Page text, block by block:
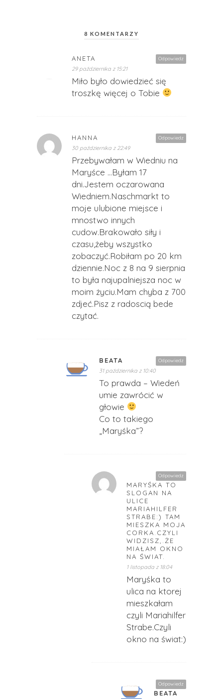
8 KOMENTARZY
Odpowiedz
ANETA
29 października z 15:21
Miło było dowiedzieć się
troszkę więcej o Tobie
Odpowiedz
HANNA
30 października z 22:49
Przebywałam w Wiedniu na
Maryśce …Byłam 17
dni.Jestem oczarowana
Wiedniem.Naschmarkt to
moje ulubione miejsce i
mnostwo innych
cudow.Brakowało siły i
czasu,żeby wszystko
zobaczyć.Robiłam po 20 km
dziennie.Noc z 8 na 9 sierpnia
to była najupalniejsza noc w
moim życiu.Mam chyba z 700
zdjeć.Pisz z radoscią bede
czytać.
Odpowiedz
BEATA
31 października z 10:40
To prawda – Wiedeń
umie zawrócić w
głowie
Co to takiego
„Maryśka”?
Odpowiedz
MARYŚKA TO
SLOGAN NA
ULICE
MARIAHILFER
STRABE:) TAM
MIESZKA MOJA
CORKA.CZYLI
WIDZISZ,.ŻE
MIAŁAM OKNO
NA ŚWIAT.
1 listopada z 18:04
Maryśka to
ulica na ktorej
mieszkałam
czyli Mariahilfer
Strabe.Czyli
okno na świat:)
Odpowiedz
BEATA